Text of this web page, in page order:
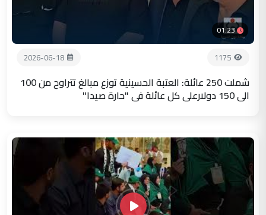
01:23
1175
2026-06-18
شملت 250 عائلة: العتبة الحسينية توزع مبالغ تتراوح من 100
الى 150 دولارعلى كل عائلة في "حارة صيدا"